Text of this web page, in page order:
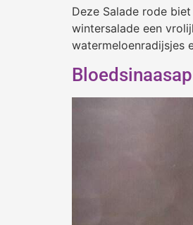
Deze Salade rode
wintersalade een
watermeloenradijsjes